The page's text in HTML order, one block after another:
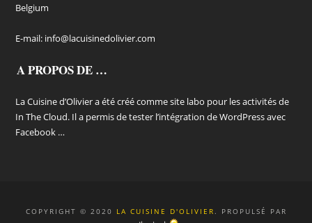
Belgium
E-mail: info@lacuisinedolivier.com
A PROPOS DE …
La Cuisine d’Olivier a été créé comme site labo pour les activités de
In The Cloud. Il a permis de tester l’intégration de WordPress avec
Facebook …
COPYRIGHT © 2020 LA CUISINE D'OLIVIER . PROPULSÉ PAR